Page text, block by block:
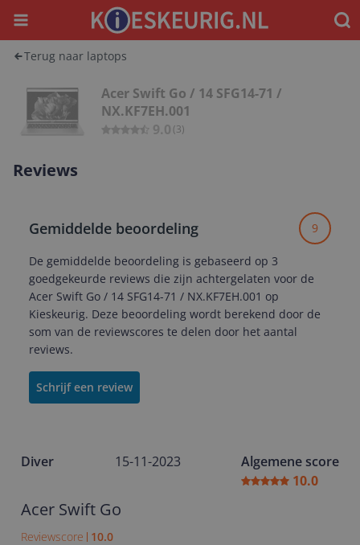
Menu
Terug naar laptops
Acer Swift Go / 14 SFG14-71 /
NX.KF7EH.001
9.0 (3)
Reviews
Gemiddelde beoordeling 9
De gemiddelde beoordeling is gebaseerd op 3
goedgekeurde reviews die zijn achtergelaten voor de
Acer Swift Go / 14 SFG14-71 / NX.KF7EH.001 op
Kieskeurig. Deze beoordeling wordt berekend door de
som van de reviewscores te delen door het aantal
reviews.
Schrijf een review
Diver 15-11-2023
Algemene score
10.0
Acer Swift Go
Reviewscore 10.0